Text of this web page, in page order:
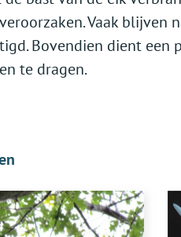
Vaak blijven
Bovendien dient een
te dragen.